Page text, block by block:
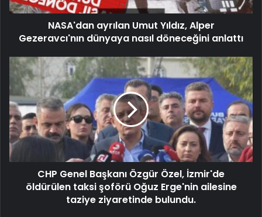
NASA'dan ayrılan Umut Yıldız, Alper
Gezeravcı'nın dünyaya nasıl döneceğini anlattı
CHP Genel Başkanı Özgür Özel, İzmir'de
öldürülen taksi şoförü Oğuz Erge'nin ailesine
taziye ziyaretinde bulundu.